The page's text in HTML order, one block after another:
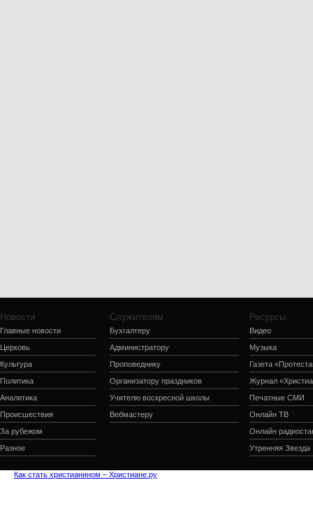
Новости
Главные новости
Церковь
Культура
Политика
Аналитика
Происшествия
За рубежом
Разное
Служителям
Бухгалтеру
Администратору
Проповеднику
Организатору праздников
Учителю воскресной школы
Вебмастеру
Ресурсы
Видео
Музыка
Газета
Журнал
Печатные СМИ
Онлайн ТВ
Онлайн
Утренняя Звезда
Как стать христианином – Христиане.ру